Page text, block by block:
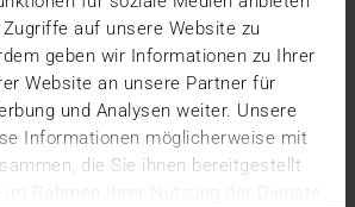
auf unsere Website zu
geben wir Informationen zu Ihrer
Website an unsere Partner für
und Analysen weiter. Unsere
Informationen möglicherweise mit
die Sie ihnen bereitgestellt